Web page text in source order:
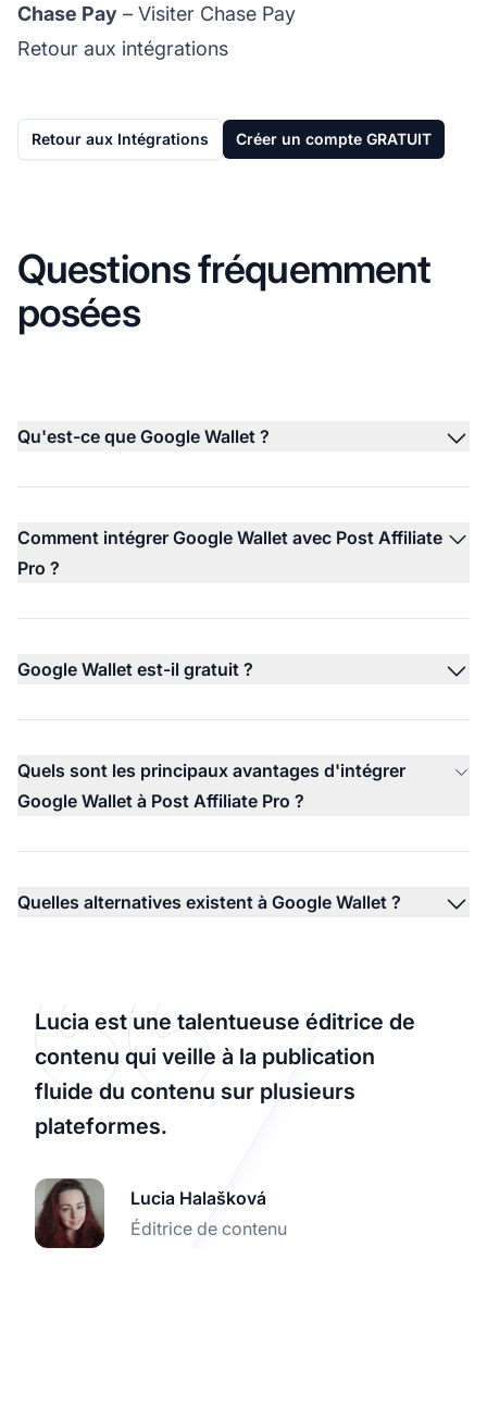
Chase Pay – Visiter Chase Pay
Retour aux intégrations
Retour aux Intégrations Créer un compte GRATUIT
Questions fréquemment
posées
Qu'est-ce que Google Wallet ?
Comment intégrer Google Wallet avec Post Affiliate
Pro ?
Google Wallet est-il gratuit ?
Quels sont les principaux avantages d'intégrer
Google Wallet à Post Affiliate Pro ?
Quelles alternatives existent à Google Wallet ?
Lucia est une talentueuse éditrice de
contenu qui veille à la publication
fluide du contenu sur plusieurs
plateformes.
Lucia Halašková
Éditrice de contenu